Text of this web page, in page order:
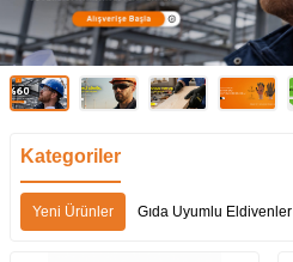
Kategoriler
Yeni Ürünler Gıda Uyumlu Eldivenler